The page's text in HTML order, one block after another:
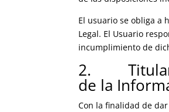
El usuario se obliga a
Legal. El Usuario
incumplimiento de
2.
de la
Con la finalidad de